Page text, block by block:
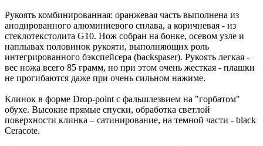
Рукоять комбинированная: оранжевая часть выполнена из
анодированного алюминиевого сплава, а коричневая - из
стеклотекстолита G10. Нож собран на бонке, осевом узле и
наплывах половинок рукояти, выполняющих роль
интегрированного бэкспейсера (backspaser). Рукоять легкая -
вес ножа всего 85 грамм, но при этом очень жесткая - плашки
не прогибаются даже при очень сильном нажиме.
Клинок в форме Drop-point с фальшлезвием на "горбатом"
обухе. Высокие прямые спуски, обработка светлой
поверхности клинка – сатинирование, на темной части - black
Ceracote.